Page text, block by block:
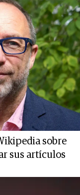
sobre
sus artículos